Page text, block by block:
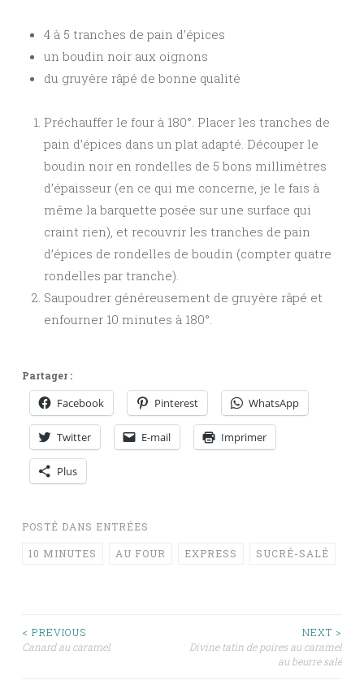
4 à 5 tranches de pain d’épices
un boudin noir aux oignons
du gruyère râpé de bonne qualité
Préchauffer le four à 180°. Placer les tranches de
pain d’épices dans un plat adapté. Découper le
boudin noir en rondelles de 5 bons millimètres
d’épaisseur (en ce qui me concerne, je le fais à
même la barquette posée sur une surface qui
craint rien), et recouvrir les tranches de pain
d’épices de rondelles de boudin (compter quatre
rondelles par tranche).
Saupoudrer généreusement de gruyère râpé et
enfourner 10 minutes à 180°.
Partager :
Facebook Pinterest WhatsApp
Twitter E-mail Imprimer
Plus
POSTÉ DANS ENTRÉES
10 MINUTES AU FOUR EXPRESS SUCRÉ-SALÉ
Navigation
< PREVIOUS
Canard au caramel
NEXT >
Divine tatin de poires au caramel
au beurre salé